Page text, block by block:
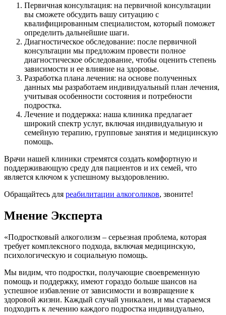
Первичная консультация: на первичной консультации
вы сможете обсудить вашу ситуацию с
квалифицированным специалистом, который поможет
определить дальнейшие шаги.
Диагностическое обследование: после первичной
консультации мы предложим провести полное
диагностическое обследование, чтобы оценить степень
зависимости и ее влияние на здоровье.
Разработка плана лечения: на основе полученных
данных мы разработаем индивидуальный план лечения,
учитывая особенности состояния и потребности
подростка.
Лечение и поддержка: наша клиника предлагает
широкий спектр услуг, включая индивидуальную и
семейную терапию, групповые занятия и медицинскую
помощь.
Врачи нашей клиники стремятся создать комфортную и
поддерживающую среду для пациентов и их семей, что
является ключом к успешному выздоровлению.
Обращайтесь для реабилитации алкоголиков, звоните!
Мнение Эксперта
«Подростковый алкоголизм – серьезная проблема, которая
требует комплексного подхода, включая медицинскую,
психологическую и социальную помощь.
Мы видим, что подростки, получающие своевременную
помощь и поддержку, имеют гораздо больше шансов на
успешное избавление от зависимости и возвращение к
здоровой жизни. Каждый случай уникален, и мы стараемся
подходить к лечению каждого подростка индивидуально,